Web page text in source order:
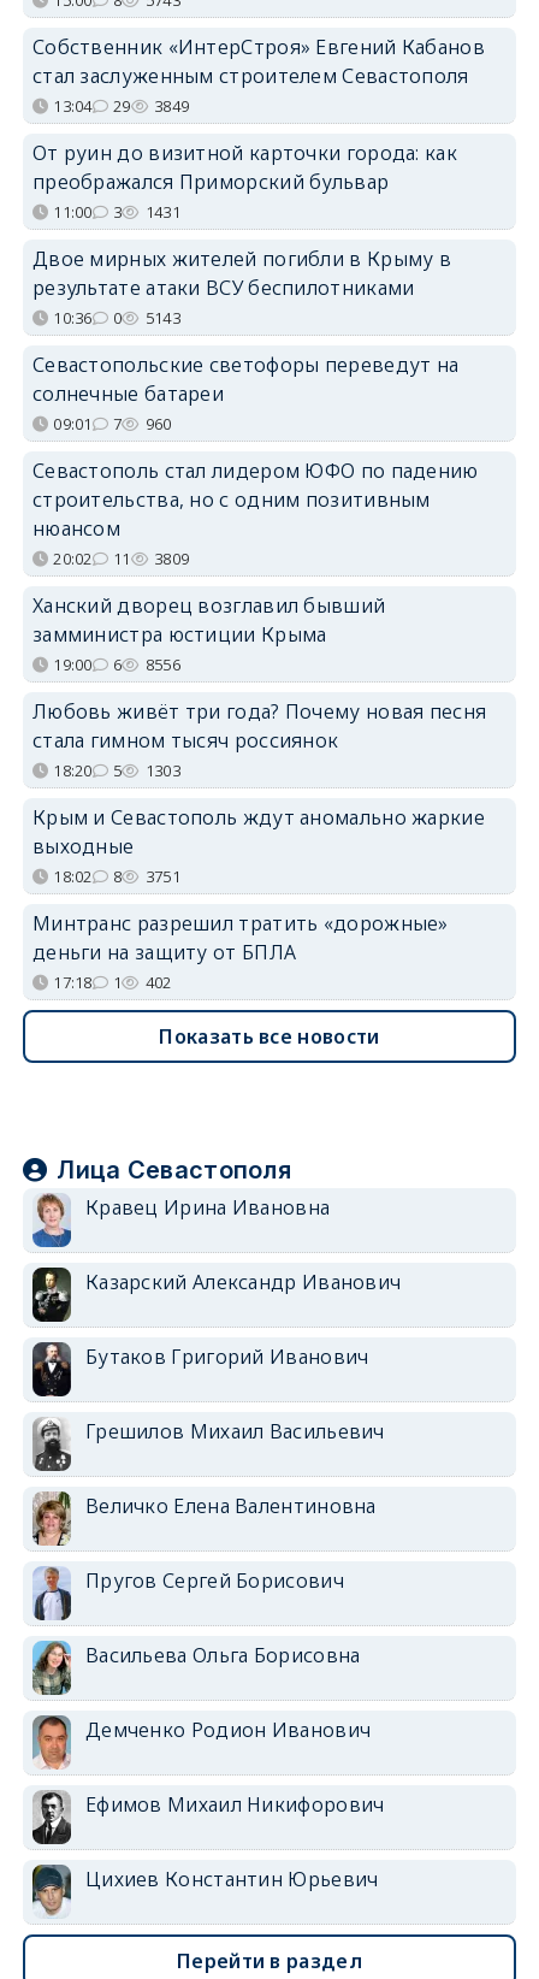
Собственник «ИнтерСтроя» Евгений Кабанов
стал заслуженным строителем Севастополя
13:04 29 3849
От руин до визитной карточки города: как
преображался Приморский бульвар
11:00 3 1431
Двое мирных жителей погибли в Крыму в
результате атаки ВСУ беспилотниками
10:36 0 5143
Севастопольские светофоры переведут на
солнечные батареи
09:01 7 960
Севастополь стал лидером ЮФО по падению
строительства, но с одним позитивным
нюансом
20:02 11 3809
Ханский дворец возглавил бывший
замминистра юстиции Крыма
19:00 6 8556
Любовь живёт три года? Почему новая песня
стала гимном тысяч россиянок
18:20 5 1303
Крым и Севастополь ждут аномально жаркие
выходные
18:02 8 3751
Минтранс разрешил тратить «дорожные»
деньги на защиту от БПЛА
17:18 1 402
Показать все новости
Лица Севастополя
Кравец Ирина Ивановна
Казарский Александр Иванович
Бутаков Григорий Иванович
Грешилов Михаил Васильевич
Величко Елена Валентиновна
Пругов Сергей Борисович
Васильева Ольга Борисовна
Демченко Родион Иванович
Ефимов Михаил Никифорович
Цихиев Константин Юрьевич
Перейти в раздел